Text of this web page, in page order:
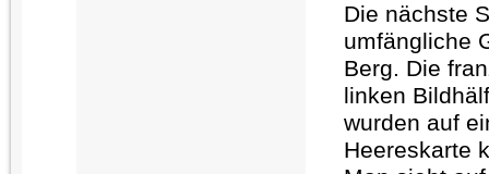
Die nächste
umfängliche
Berg. Die
linken
wurden auf
Heereskarte